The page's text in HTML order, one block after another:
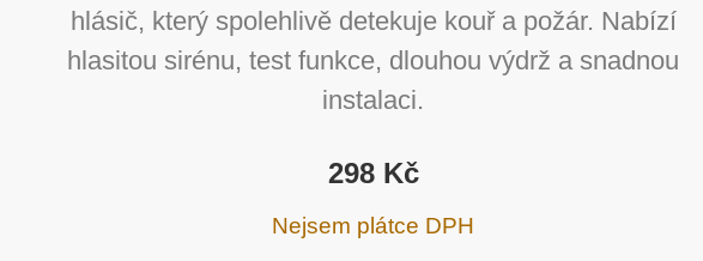
hlásič, který spolehlivě detekuje kouř a požár. Nabízí
hlasitou sirénu, test funkce, dlouhou výdrž a snadnou
instalaci.
298 Kč
Nejsem plátce DPH